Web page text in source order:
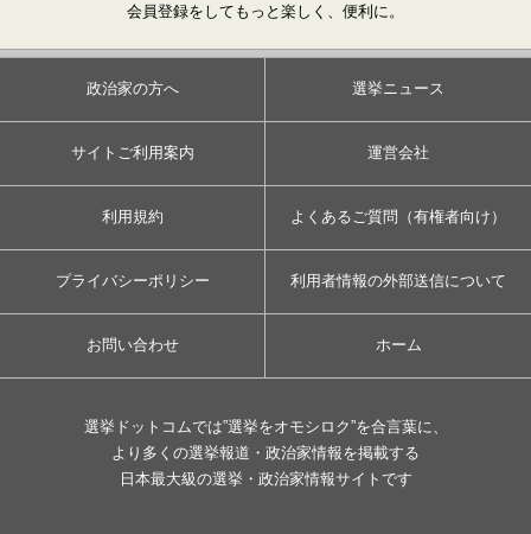
会員登録をしてもっと楽しく、便利に。
政治家の方へ 選挙ニュース
サイトご利用案内 運営会社
利用規約 よくあるご質問（有権者向け）
プライバシーポリシー 利用者情報の外部送信について
お問い合わせ ホーム
選挙ドットコムでは”選挙をオモシロク”を合言葉に、
より多くの選挙報道・政治家情報を掲載する
日本最大級の選挙・政治家情報サイトです